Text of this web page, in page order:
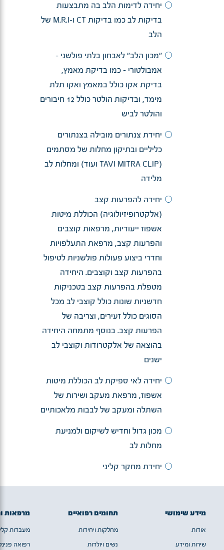
יחידה לדימות הלב בה מתבצעות
בדיקות לב כמו בדיקות CT ו-M.R.I של
הלב
"מכון הלב" לאבחון בלתי פולשני –
אמבולטורי – כמו בדיקת מאמץ,
בדיקת אקו כולל במאמץ ואקו תלת
מימד, ובדיקות הולטר כולל 12 חיבורים
והולטר לביש
יחידת צנתורים מובילה בצנתורים
כליליים ובתיקון מחלות של מסתמים
(TAVI MITRA CLIP ועוד) ומחלות לב
מלידה
יחידה להפרעות קצב
(אלקטרופיזיולוגיה) הכוללת מיטות
אשפוז ייעודיות, מרפאות קוצבים
והפרעות קצב, מרפאת התעלפויות
וחדרי ביצוע פעולות פולשניות לטיפול
בהפרעות קצב וקוצבים. היחידה
מטפלת בהפרעות קצב בטכניקות
חדשניות שונות כולל קוצבי לב מכל
הסוגים כולל זעירים, וצריבה של
הפרעות קצב. בנוסף מתמחה היחידה
בהוצאה של אלקטרודות וקוצבי לב
ישנים
יחידה לאי ספיקת לב הכוללת מיטות
אשפוז, מרפאת מעקב ושירות של
השתלה ומעקב של לבבות מלאכותיים
מכון גדול וחדיש לשיקום ולמניעת
מחלות לב
יחידת מחקר קליני
מידע שימושי
אודות
שירות ומידע
תחומים רפואיים
מחלקות ויחידות
נשים ויולדות
מרפאות
מעבדות
רפואה